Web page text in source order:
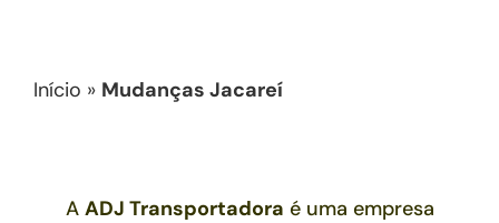
Início » Mudanças Jacareí
A ADJ Transportadora é uma empresa